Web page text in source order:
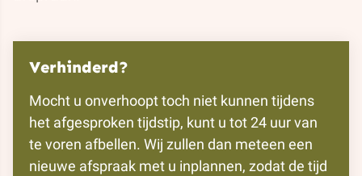
Verhinderd?
Mocht u onverhoopt toch niet kunnen tijdens
het afgesproken tijdstip, kunt u tot 24 uur van
te voren afbellen. Wij zullen dan meteen een
nieuwe afspraak met u inplannen, zodat de tijd